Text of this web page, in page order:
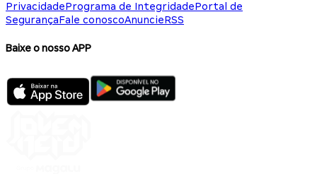
PrivacidadePrograma de IntegridadePortal de
SegurançaFale conoscoAnuncieRSS
Baixe o nosso APP